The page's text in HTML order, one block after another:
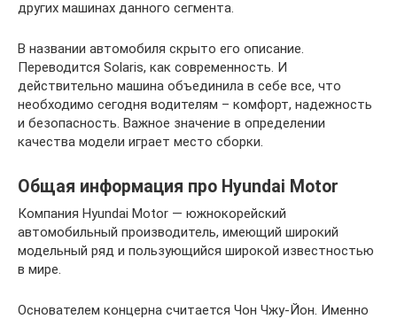
других машинах данного сегмента.
В названии автомобиля скрыто его описание.
Переводится Solaris, как современность. И
действительно машина объединила в себе все, что
необходимо сегодня водителям – комфорт, надежность
и безопасность. Важное значение в определении
качества модели играет место сборки.
Общая информация про Hyundai Motor
Компания Hyundai Motor — южнокорейский
автомобильный производитель, имеющий широкий
модельный ряд и пользующийся широкой известностью
в мире.
Основателем концерна считается Чон Чжу-Йон. Именно